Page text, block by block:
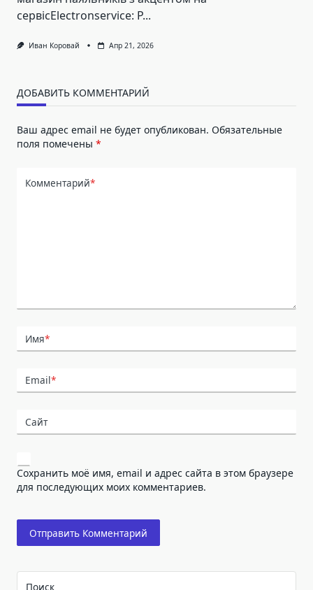
сервісElectronservice: Р...
Иван Коровай Апр 21, 2026
ДОБАВИТЬ КОММЕНТАРИЙ
Ваш адрес email не будет опубликован. Обязательные
поля помечены *
Комментарий*
Имя*
Email*
Сайт
Сохранить моё имя, email и адрес сайта в этом браузере
для последующих моих комментариев.
Поиск